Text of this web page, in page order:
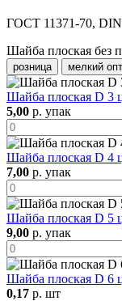
ГОСТ 11371-70,
Шайба плоская без
розница мелкий опт
Шайба плоская D 3
5,00 р. упак
Шайба плоская D 4
7,00 р. упак
Шайба плоская D 5
9,00 р. упак
Шайба плоская D 6
0,17 р. шт